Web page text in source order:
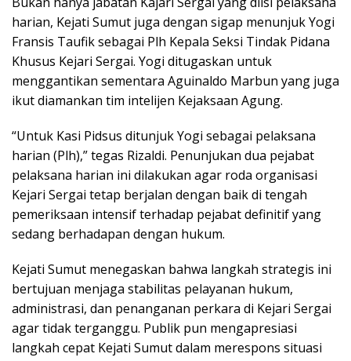
harian, Kejati Sumut juga dengan sigap menunjuk Yogi
Fransis Taufik sebagai Plh Kepala Seksi Tindak Pidana
Khusus Kejari Sergai. Yogi ditugaskan untuk
menggantikan sementara Aguinaldo Marbun yang juga
ikut diamankan tim intelijen Kejaksaan Agung.
“Untuk Kasi Pidsus ditunjuk Yogi sebagai pelaksana
harian (Plh),” tegas Rizaldi. Penunjukan dua pejabat
pelaksana harian ini dilakukan agar roda organisasi
Kejari Sergai tetap berjalan dengan baik di tengah
pemeriksaan intensif terhadap pejabat definitif yang
sedang berhadapan dengan hukum.
Kejati Sumut menegaskan bahwa langkah strategis ini
bertujuan menjaga stabilitas pelayanan hukum,
administrasi, dan penanganan perkara di Kejari Sergai
agar tidak terganggu. Publik pun mengapresiasi
langkah cepat Kejati Sumut dalam merespons situasi